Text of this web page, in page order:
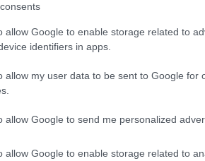
allow Google to enable storage related to
identifiers in apps.
allow my user data to be sent to Google for
allow Google to send me personalized
allow Google to enable storage related to
οι πραγματικές
χαρακτήρας της ομάδας δεν
ο Ντονάς στο